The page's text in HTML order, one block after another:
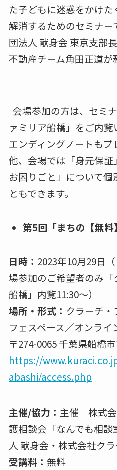
た子どもに迷惑をかけ
解消するためのセミナー
団法⼈ 献⾝会 東京⽀部
不動産チーム角⽥正道が
会場参加の方は、セミ
ァミリア船橋」をご内覧
エンディングノートもプ
他、会場では「⾝元保
お困りごと」について個
ともできます。
第5回「まちの【無
日時： 2023年10月29日
場参加のご希望者のみ
船橋」内覧11:30〜）
場所・形式： クラーチ・
フェスペース／オンラ
〒274-0065 千葉県船橋
https://
abashi/access.php
主催/協⼒： 主催 株式会
護相談会「なんでも相
⼈ 献⾝会・株式会社ク
受講料： 無料